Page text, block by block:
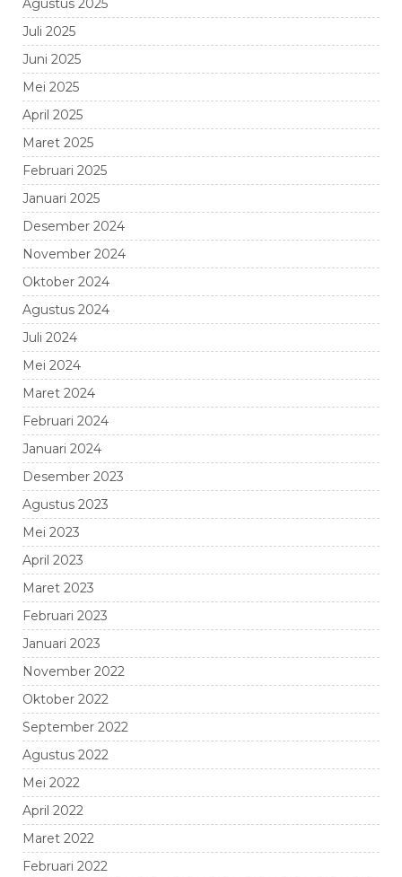
Agustus 2025
Juli 2025
Juni 2025
Mei 2025
April 2025
Maret 2025
Februari 2025
Januari 2025
Desember 2024
November 2024
Oktober 2024
Agustus 2024
Juli 2024
Mei 2024
Maret 2024
Februari 2024
Januari 2024
Desember 2023
Agustus 2023
Mei 2023
April 2023
Maret 2023
Februari 2023
Januari 2023
November 2022
Oktober 2022
September 2022
Agustus 2022
Mei 2022
April 2022
Maret 2022
Februari 2022